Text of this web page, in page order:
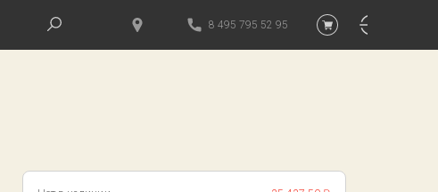
8 495 795 52 95